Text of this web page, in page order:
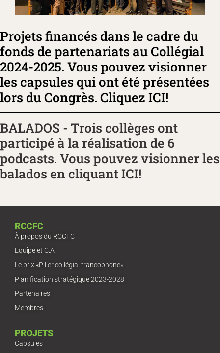
Projets financés dans le cadre du
fonds de partenariats au Collégial
2024-2025. Vous pouvez visionner
les capsules qui ont été présentées
lors du Congrès. Cliquez ICI!
BALADOS - Trois collèges ont
participé à la réalisation de 6
podcasts. Vous pouvez visionner les
balados en cliquant ICI!
RCCFC
À propos du RCCFC
Équipe et C.A.
Le prix «Pilier collégial francophone»
Planification stratégique 2023-2028
Partenaires
Membres
PROJETS
Capsules